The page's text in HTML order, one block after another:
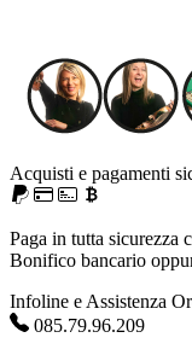
Acquisti e pagamenti
Paga in tutta sicurezza
Bonifico bancario
Infoline e Assistenza
085.79.96.209